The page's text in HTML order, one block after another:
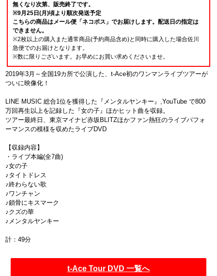
無くなり次第、販売終了です。
※9月25日(月)頃より順次発送予定
こちらの商品はメール便「ネコポス」でお届けします。配送日の指定は
できません。
※2枚以上の購入また通常商品(予約商品含め)と同時に購入した場合佐川
急便でのお届けとなります。
※数に限りございます。お早めにお買い求めくださいませ。
2019年3月～全国19カ所で公演した、t-Ace初のワンマンライブツアーが
ついに映像化！
LINE MUSIC 総合1位を獲得した『メンタルヤンキー』,YouTube で800
万回再生以上を記録した『女の子』ほかヒット曲を収録。
ツアー最終日、東京マイナビ赤坂BLITZほかファン熱狂のライブパフォ
ーマンスの模様を収めたライブDVD
【収録内容】
・ライブ本編(全7曲)
♪女の子
♪タイトドレス
♪終わらない歌
♪ワンチャン
♪鎖骨にキスマーク
♪クズの華
♪メンタルヤンキー
計：49分
t-Ace Tour DVD 一覧へ